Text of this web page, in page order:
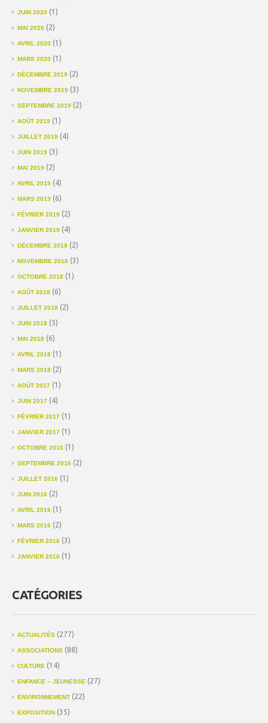
JUIN 2020 (1)
MAI 2020 (2)
AVRIL 2020 (1)
MARS 2020 (1)
DÉCEMBRE 2019 (2)
NOVEMBRE 2019 (3)
SEPTEMBRE 2019 (2)
AOÛT 2019 (1)
JUILLET 2019 (4)
JUIN 2019 (3)
MAI 2019 (2)
AVRIL 2019 (4)
MARS 2019 (6)
FÉVRIER 2019 (2)
JANVIER 2019 (4)
DÉCEMBRE 2018 (2)
NOVEMBRE 2018 (3)
OCTOBRE 2018 (1)
AOÛT 2018 (6)
JUILLET 2018 (2)
JUIN 2018 (5)
MAI 2018 (6)
AVRIL 2018 (1)
MARS 2018 (2)
AOÛT 2017 (1)
JUIN 2017 (4)
FÉVRIER 2017 (1)
JANVIER 2017 (1)
OCTOBRE 2016 (1)
SEPTEMBRE 2016 (2)
JUILLET 2016 (1)
JUIN 2016 (2)
AVRIL 2016 (1)
MARS 2016 (2)
FÉVRIER 2016 (3)
JANVIER 2016 (1)
CATÉGORIES
ACTUALITÉS (277)
ASSOCIATIONS (88)
CULTURE (14)
ENFANCE – JEUNESSE (27)
ENVIRONNEMENT (22)
EXPOSITION (35)